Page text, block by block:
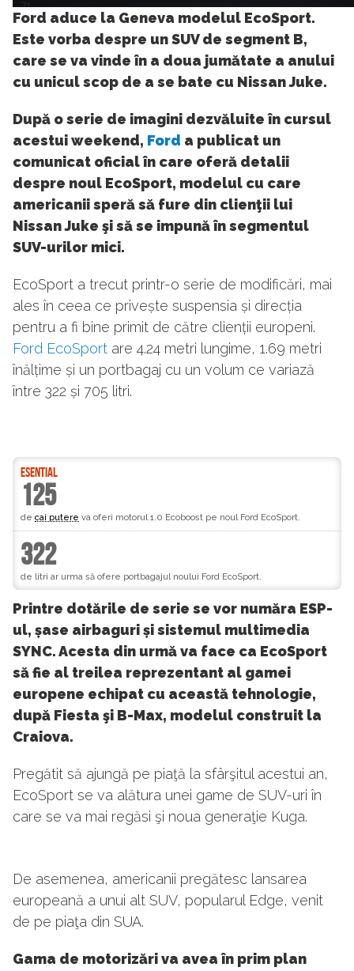
71
Ford aduce la Geneva modelul EcoSport.
Este vorba despre un SUV de segment B,
care se va vinde în a doua jumătate a anului
cu unicul scop de a se bate cu Nissan Juke.
După o serie de imagini dezvăluite în cursul
acestui weekend, Ford a publicat un
comunicat oficial în care oferă detalii
despre noul EcoSport, modelul cu care
americanii speră să fure din clienţii lui
Nissan Juke şi să se impună în segmentul
SUV-urilor mici.
EcoSport a trecut printr-o serie de modificări, mai
ales în ceea ce privește suspensia și direcția
pentru a fi bine primit de către clienții europeni.
Ford EcoSport are 4.24 metri lungime, 1.69 metri
înălțime și un portbagaj cu un volum ce variază
între 322 și 705 litri.
ESENTIAL
125
de cai putere va oferi motorul 1.0 Ecoboost pe noul Ford EcoSport.
322
de litri ar urma să ofere portbagajul noului Ford EcoSport.
Printre dotările de serie se vor număra ESP-
ul, șase airbaguri și sistemul multimedia
SYNC. Acesta din urmă va face ca EcoSport
să fie al treilea reprezentant al gamei
europene echipat cu această tehnologie,
după Fiesta şi B-Max, modelul construit la
Craiova.
Pregătit să ajungă pe piaţă la sfârşitul acestui an,
EcoSport se va alătura unei game de SUV-uri în
care se va mai regăsi şi noua generaţie Kuga.
De asemenea, americanii pregătesc lansarea
europeană a unui alt SUV, popularul Edge, venit
de pe piaţa din SUA.
Gama de motorizări va avea în prim plan